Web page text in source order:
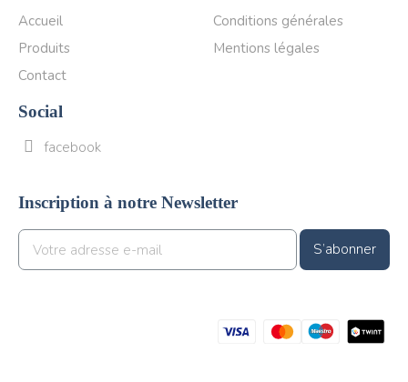
Accueil
Produits
Contact
Conditions générales
Mentions légales
Social
facebook
Inscription à notre Newsletter
S’abonner